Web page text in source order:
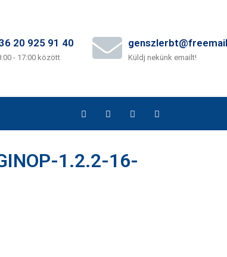
20 925 91 40
- 17:00 között Küldj nekünk emailt!
1.2.2-16-